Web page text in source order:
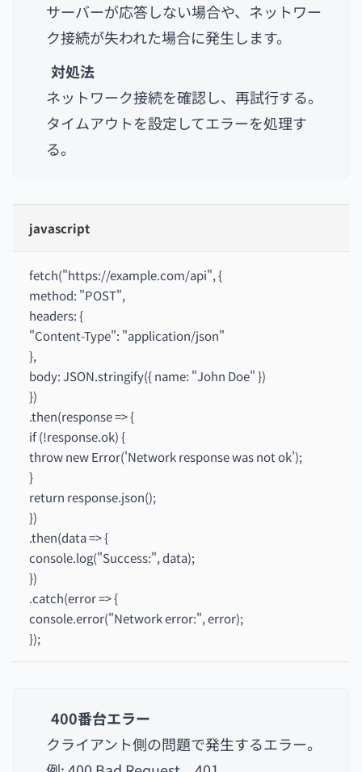
サーバーが応答しない場合や、ネットワー
ク接続が失われた場合に発生します。
対処法
ネットワーク接続を確認し、再試行する。
タイムアウトを設定してエラーを処理す
る。
javascript
fetch("https://example.com/api", {
method: "POST",
headers: {
"Content-Type": "application/json"
},
body: JSON.stringify({ name: "John Doe" })
})
.then(response => {
if (!response.ok) {
throw new Error('Network response was not ok');
}
return response.json();
})
.then(data => {
console.log("Success:", data);
})
.catch(error => {
console.error("Network error:", error);
});
400番台エラー
クライアント側の問題で発生するエラー。